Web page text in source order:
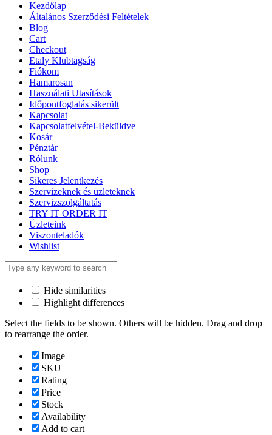
Kezdőlap
Általános Szerződési Feltételek
Blog
Cart
Checkout
Etaly Klubtagság
Fiókom
Hamarosan
Használati Utasítások
Időpontfoglalás sikerült
Kapcsolat
Kapcsolatfelvétel-Beküldve
Kosár
Pénztár
Rólunk
Shop
Sikeres Jelentkezés
Szervizeknek és üzleteknek
Szervizszolgáltatás
TRY IT ORDER IT
Üzleteink
Viszonteladók
Wishlist
Hide similarities
Highlight differences
Select the fields to be shown. Others will be hidden. Drag and drop
to rearrange the order.
Image
SKU
Rating
Price
Stock
Availability
Add to cart